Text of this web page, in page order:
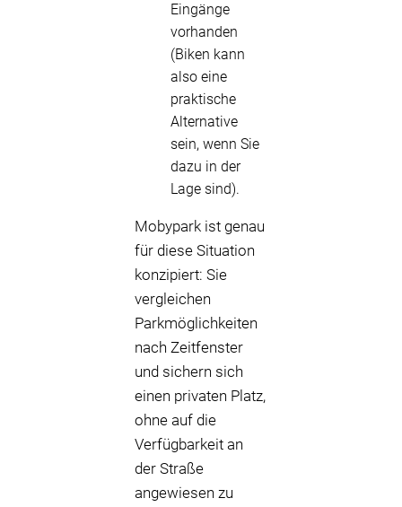
Eingänge
vorhanden
(Biken kann
also eine
praktische
Alternative
sein, wenn Sie
dazu in der
Lage sind).
Mobypark ist genau
für diese Situation
konzipiert: Sie
vergleichen
Parkmöglichkeiten
nach Zeitfenster
und sichern sich
einen privaten Platz,
ohne auf die
Verfügbarkeit an
der Straße
angewiesen zu